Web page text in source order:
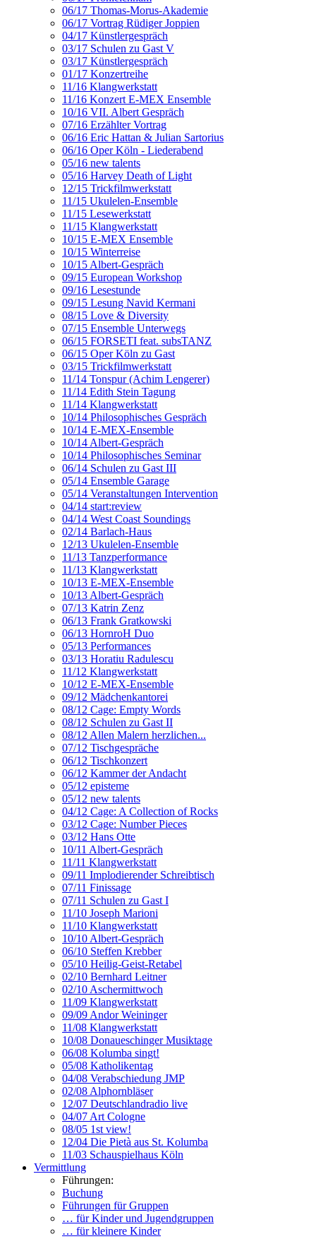
06/17 Thomas-Morus-Akademie
06/17 Vortrag Rüdiger Joppien
04/17 Künstlergespräch
03/17 Schulen zu Gast V
03/17 Künstlergespräch
01/17 Konzertreihe
11/16 Klangwerkstatt
11/16 Konzert E-MEX Ensemble
10/16 VII. Albert Gespräch
07/16 Erzählter Vortrag
06/16 Eric Hattan & Julian Sartorius
06/16 Oper Köln - Liederabend
05/16 new talents
05/16 Harvey Death of Light
12/15 Trickfilmwerkstatt
11/15 Ukulelen-Ensemble
11/15 Lesewerkstatt
11/15 Klangwerkstatt
10/15 E-MEX Ensemble
10/15 Winterreise
10/15 Albert-Gespräch
09/15 European Workshop
09/16 Lesestunde
09/15 Lesung Navid Kermani
08/15 Love & Diversity
07/15 Ensemble Unterwegs
06/15 FORSETI feat. subsTANZ
06/15 Oper Köln zu Gast
03/15 Trickfilmwerkstatt
11/14 Tonspur (Achim Lengerer)
11/14 Edith Stein Tagung
11/14 Klangwerkstatt
10/14 Philosophisches Gespräch
10/14 E-MEX-Ensemble
10/14 Albert-Gespräch
10/14 Philosophisches Seminar
06/14 Schulen zu Gast III
05/14 Ensemble Garage
05/14 Veranstaltungen Intervention
04/14 start:review
04/14 West Coast Soundings
02/14 Barlach-Haus
12/13 Ukulelen-Ensemble
11/13 Tanzperformance
11/13 Klangwerkstatt
10/13 E-MEX-Ensemble
10/13 Albert-Gespräch
07/13 Katrin Zenz
06/13 Frank Gratkowski
06/13 HornroH Duo
05/13 Performances
03/13 Horatiu Radulescu
11/12 Klangwerkstatt
10/12 E-MEX-Ensemble
09/12 Mädchenkantorei
08/12 Cage: Empty Words
08/12 Schulen zu Gast II
08/12 Allen Malern herzlichen...
07/12 Tischgespräche
06/12 Tischkonzert
06/12 Kammer der Andacht
05/12 episteme
05/12 new talents
04/12 Cage: A Collection of Rocks
03/12 Cage: Number Pieces
03/12 Hans Otte
10/11 Albert-Gespräch
11/11 Klangwerkstatt
09/11 Implodierender Schreibtisch
07/11 Finissage
07/11 Schulen zu Gast I
11/10 Joseph Marioni
11/10 Klangwerkstatt
10/10 Albert-Gespräch
06/10 Steffen Krebber
05/10 Heilig-Geist-Retabel
02/10 Bernhard Leitner
02/10 Aschermittwoch
11/09 Klangwerkstatt
09/09 Andor Weininger
11/08 Klangwerkstatt
10/08 Donaueschinger Musiktage
06/08 Kolumba singt!
05/08 Katholikentag
04/08 Verabschiedung JMP
02/08 Alphornbläser
12/07 Deutschlandradio live
04/07 Art Cologne
08/05 1st view!
12/04 Die Pietà aus St. Kolumba
11/03 Schauspielhaus Köln
Vermittlung
Führungen:
Buchung
Führungen für Gruppen
… für Kinder und Jugendgruppen
… für kleinere Kinder